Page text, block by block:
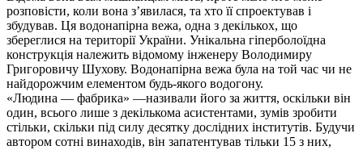
розповісти, коли вона з’явилася, та хто її спроектував і
збудував. Ця водонапірна вежа, одна з декількох, що
збереглися на території України. Унікальна гіперболоїдна
конструкція належить відомому інженеру Володимиру
Григоровичу Шухову. Водонапірна вежа була на той час чи не
найдорожчим елементом будь-якого водогону.
«Людина — фабрика» —називали його за життя, оскільки він
один, всього лише з декількома асистентами, зумів зробити
стільки, скільки під силу десятку дослідних інститутів. Будучи
автором сотні винаходів, він запатентував тільки 15 з них,